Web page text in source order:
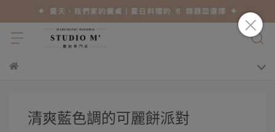
清爽藍色調的可麗餅派對